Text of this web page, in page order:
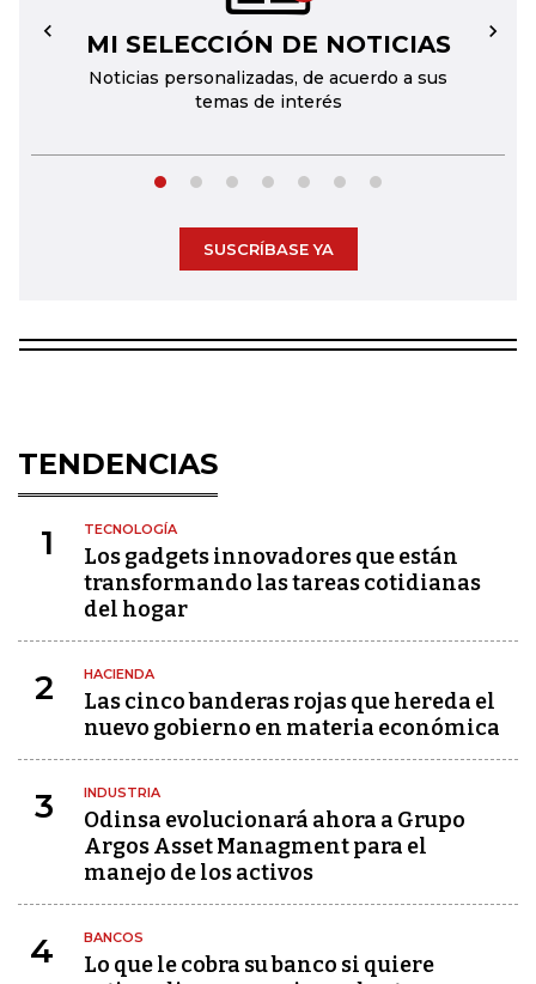
MI SELECCIÓN DE NOTICIAS
Noticias personalizadas, de acuerdo a sus
temas de interés
← →
SUSCRÍBASE YA
TENDENCIAS
1 TECNOLOGÍA
Los gadgets innovadores que están
transformando las tareas cotidianas
del hogar
2 HACIENDA
Las cinco banderas rojas que hereda el
nuevo gobierno en materia económica
3 INDUSTRIA
Odinsa evolucionará ahora a Grupo
Argos Asset Managment para el
manejo de los activos
4 BANCOS
Lo que le cobra su banco si quiere